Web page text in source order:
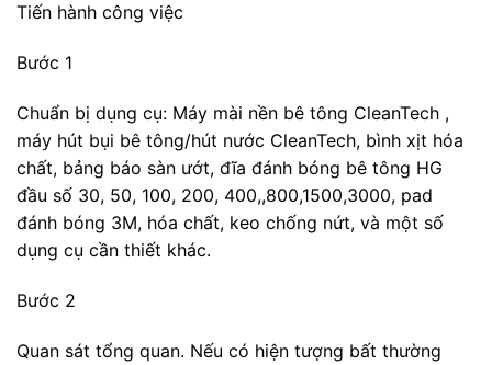
Tiến hành công việc
Bước 1
Chuẩn bị dụng cụ: Máy mài nền bê tông CleanTech ,
máy hút bụi bê tông/hút nước CleanTech, bình xịt hóa
chất, bảng báo sàn ướt, đĩa đánh bóng bê tông HG
đầu số 30, 50, 100, 200, 400,,800,1500,3000, pad
đánh bóng 3M, hóa chất, keo chống nứt, và một số
dụng cụ cần thiết khác.
Bước 2
Quan sát tổng quan. Nếu có hiện tượng bất thường